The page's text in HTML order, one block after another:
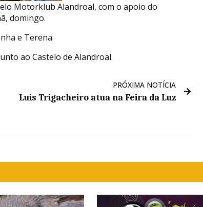
Motorklub Alandroal, com o apoio do
domingo.
e Terena.
ao Castelo de Alandroal.
PRÓXIMA NOTÍCIA
Luis Trigacheiro atua na Feira da Luz